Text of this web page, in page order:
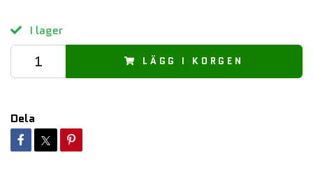
I lager
LÄGG I KORGEN
Dela